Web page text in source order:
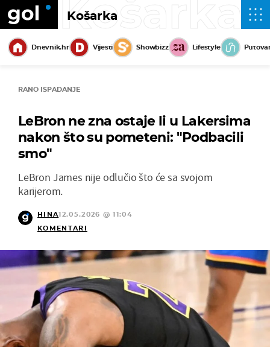
Košarka
Košarka
Dnevnik.hr Vijesti Showbizz Lifestyle
RANO ISPADANJE
LeBron ne zna ostaje li u Lakersima
nakon što su pometeni: "Podbacili
smo"
LeBron James nije odlučio što će sa svojom
karijerom.
HINA12.05.2026 @ 11:04
KOMENTARI